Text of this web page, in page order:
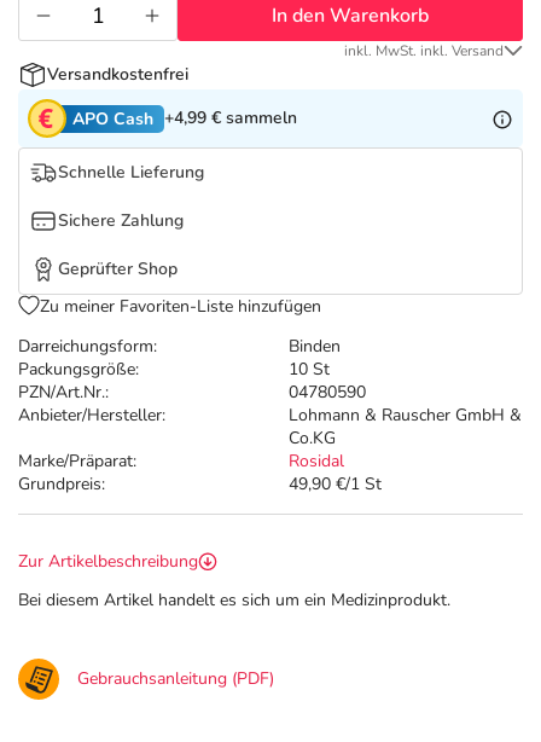
Tierapotheke
Vitamine & Mineralstoffe
Marken
Salus Deals
Darreichungsform:
Binden
Packungsgröße:
10 St
PZN/Art.Nr.:
04780590
Anbieter/Hersteller:
Lohmann & Rauscher GmbH &
Co.KG
Marke/Präparat:
Rosidal
Grundpreis:
49,90 €/1 St
In den Warenkorb
inkl. MwSt. inkl. Versand
Versandkostenfrei
APO Cash +4,99 € sammeln
Schnelle Lieferung
Sichere Zahlung
Geprüfter Shop
Zu meiner Favoriten-Liste hinzufügen
Zur Artikelbeschreibung
Bei diesem Artikel handelt es sich um ein Medizinprodukt.
Gebrauchsanleitung (PDF)